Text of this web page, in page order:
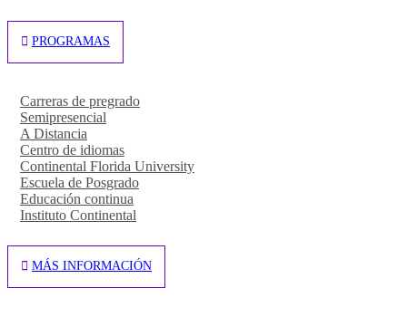
PROGRAMAS
Carreras de pregrado
Semipresencial
A Distancia
Centro de idiomas
Continental Florida University
Escuela de Posgrado
Educación continua
Instituto Continental
MÁS INFORMACIÓN